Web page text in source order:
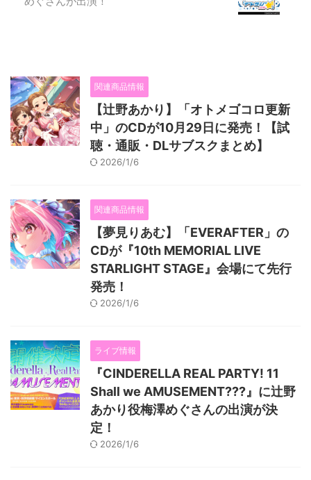
関連商品情報
【辻野あかり】「オトメゴコロ更新
中」のCDが10月29日に発売！【試
聴・通販・DLサブスクまとめ】
2026/1/6
関連商品情報
【夢見りあむ】「EVERAFTER」の
CDが『10th MEMORIAL LIVE
STARLIGHT STAGE』会場にて先行
発売！
2026/1/6
ライブ情報
『CINDERELLA REAL PARTY! 11
Shall we AMUSEMENT???』に辻野
あかり役梅澤めぐさんの出演が決
定！
2026/1/6